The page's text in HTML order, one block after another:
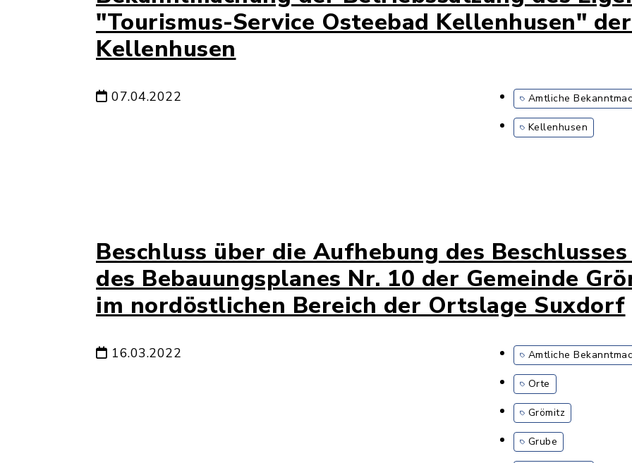
"Tourismus-Service Osteebad Kellenhusen"
Kellenhusen
07.04.2022 Amtliche
Kellenhusen
Beschluss über die Aufhebung des
des Bebauungsplanes Nr. 10 der Gemeinde
im nordöstlichen Bereich der Ortslage Suxdorf
16.03.2022 Amtliche
Orte
Grömitz
Grube